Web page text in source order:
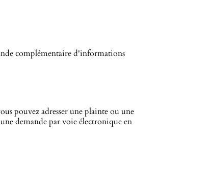
complémentaire d'informations
pouvez adresser une plainte ou une
demande par voie électronique en